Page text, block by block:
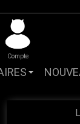
Compte